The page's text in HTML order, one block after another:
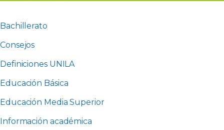
Bachillerato
Consejos
Definiciones UNILA
Educación Básica
Educación Media Superior
Información académica